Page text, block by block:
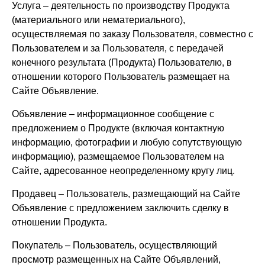
Услуга – деятельность по производству Продукта
(материального или нематериального),
осуществляемая по заказу Пользователя, совместно с
Пользователем и за Пользователя, с передачей
конечного результата (Продукта) Пользователю, в
отношении которого Пользователь размещает на
Сайте Объявление.
Объявление – информационное сообщение с
предложением о Продукте (включая контактную
информацию, фотографии и любую сопутствующую
информацию), размещаемое Пользователем на
Сайте, адресованное неопределенному кругу лиц.
Продавец – Пользователь, размещающий на Сайте
Объявление с предложением заключить сделку в
отношении Продукта.
Покупатель – Пользователь, осуществляющий
просмотр размещенных на Сайте Объявлений,